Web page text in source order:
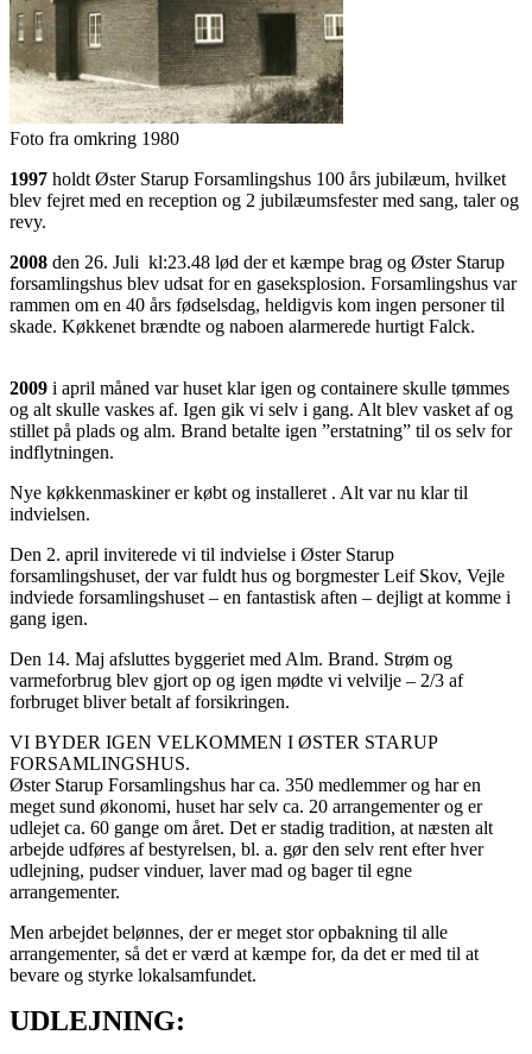
Foto fra omkring 1980
1997 holdt Øster Starup Forsamlingshus 100 års jubilæum, hvilket
blev fejret med en reception og 2 jubilæumsfester med sang, taler og
revy.
2008 den 26. Juli kl:23.48 lød der et kæmpe brag og Øster Starup
forsamlingshus blev udsat for en gaseksplosion. Forsamlingshus var
rammen om en 40 års fødselsdag, heldigvis kom ingen personer til
skade. Køkkenet brændte og naboen alarmerede hurtigt Falck.
2009 i april måned var huset klar igen og containere skulle tømmes
og alt skulle vaskes af. Igen gik vi selv i gang. Alt blev vasket af og
stillet på plads og alm. Brand betalte igen ”erstatning” til os selv for
indflytningen.
Nye køkkenmaskiner er købt og installeret . Alt var nu klar til
indvielsen.
Den 2. april inviterede vi til indvielse i Øster Starup
forsamlingshuset, der var fuldt hus og borgmester Leif Skov, Vejle
indviede forsamlingshuset – en fantastisk aften – dejligt at komme i
gang igen.
Den 14. Maj afsluttes byggeriet med Alm. Brand. Strøm og
varmeforbrug blev gjort op og igen mødte vi velvilje – 2/3 af
forbruget bliver betalt af forsikringen.
VI BYDER IGEN VELKOMMEN I ØSTER STARUP
FORSAMLINGSHUS.
Øster Starup Forsamlingshus har ca. 350 medlemmer og har en
meget sund økonomi, huset har selv ca. 20 arrangementer og er
udlejet ca. 60 gange om året. Det er stadig tradition, at næsten alt
arbejde udføres af bestyrelsen, bl. a. gør den selv rent efter hver
udlejning, pudser vinduer, laver mad og bager til egne
arrangementer.
Men arbejdet belønnes, der er meget stor opbakning til alle
arrangementer, så det er værd at kæmpe for, da det er med til at
bevare og styrke lokalsamfundet.
UDLEJNING: